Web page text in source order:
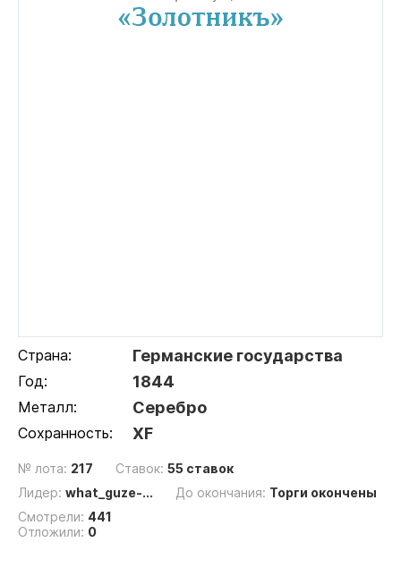
Страна: Германские государства
Год: 1844
Металл: Серебро
Сохранность: XF
№ лота: 217 Ставок: 55 ставок
Лидер: what_guze-... До окончания: Торги окончены
Смотрели: 441
Отложили: 0